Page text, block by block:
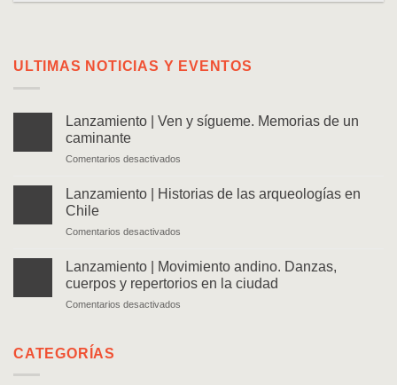
ULTIMAS NOTICIAS Y EVENTOS
Lanzamiento | Ven y sígueme. Memorias de un
caminante
Comentarios desactivados
|
de
un
Lanzamiento | Historias de las arqueologías en
Chile
Comentarios desactivados
Historias
de
Lanzamiento | Movimiento andino. Danzas,
cuerpos y repertorios en la ciudad
Comentarios desactivados
CATEGORÍAS